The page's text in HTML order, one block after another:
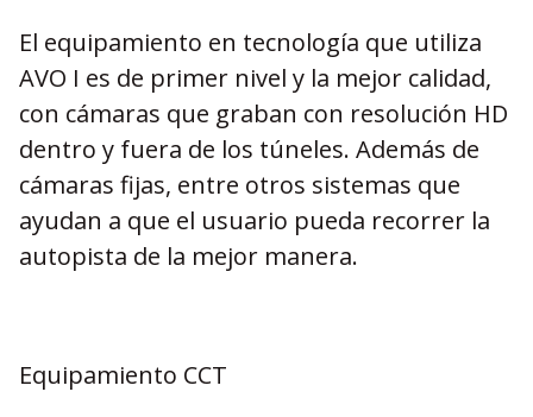
El equipamiento en tecnología que utiliza
AVO I es de primer nivel y la mejor calidad,
con cámaras que graban con resolución HD
dentro y fuera de los túneles. Además de
cámaras fijas, entre otros sistemas que
ayudan a que el usuario pueda recorrer la
autopista de la mejor manera.
Equipamiento CCT